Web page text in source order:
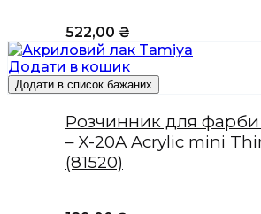
522,00 ₴
Додати в кошик
Додати в список бажаних
Розчинник для фарби
– X-20A Acrylic mini
(81520)